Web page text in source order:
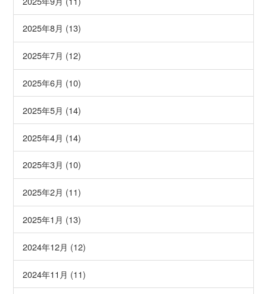
2025年8月 (13)
2025年7月 (12)
2025年6月 (10)
2025年5月 (14)
2025年4月 (14)
2025年3月 (10)
2025年2月 (11)
2025年1月 (13)
2024年12月 (12)
2024年11月 (11)